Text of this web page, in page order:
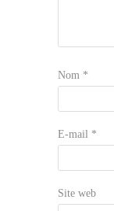
Nom *
E-mail *
Site web